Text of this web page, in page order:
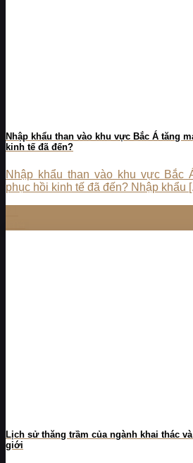
Nhập khẩu than vào khu vực Bắc Á tăng
kinh tế đã đến?
Nhập khẩu than vào khu vực Bắc
phục hồi kinh tế đã đến? Nhập khẩu
Lịch sử thăng trầm của ngành khai thác
giới